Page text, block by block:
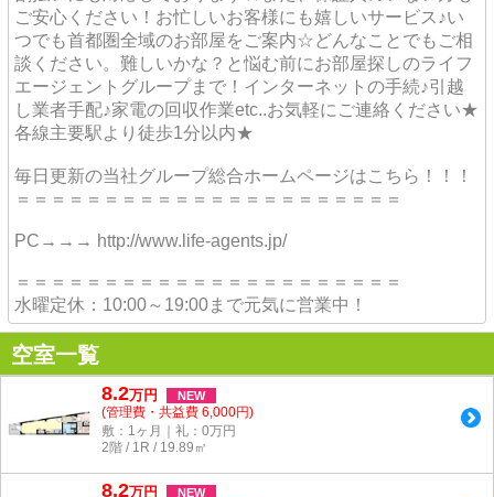
ご安心ください！お忙しいお客様にも嬉しいサービス♪い
つでも首都圏全域のお部屋をご案内☆どんなことでもご相
談ください。難しいかな？と悩む前にお部屋探しのライフ
エージェントグループまで！インターネットの手続♪引越
し業者手配♪家電の回収作業etc..お気軽にご連絡ください★
各線主要駅より徒歩1分以内★
毎日更新の当社グループ総合ホームページはこちら！！！
＝＝＝＝＝＝＝＝＝＝＝＝＝＝＝＝＝＝＝＝＝＝
PC→→→ http://www.life-agents.jp/
＝＝＝＝＝＝＝＝＝＝＝＝＝＝＝＝＝＝＝＝＝＝
水曜定休：10:00～19:00まで元気に営業中！
空室一覧
8.2万円 NEW
(管理費・共益費 6,000円)
敷：1ヶ月｜礼：0万円
2階 / 1R / 19.89㎡
8.2万円 NEW